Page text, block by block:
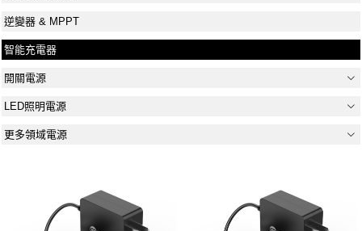
逆變器 & MPPT
智能充電器
開關電源
LED照明電源
更多領域電源